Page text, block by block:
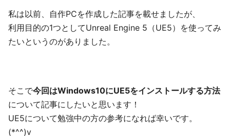
私は以前、自作PCを作成した記事を載せましたが、
利用目的の1つとしてUnreal Engine 5（UE5）を使ってみ
たいというのがありました。
そこで今回はWindows10にUE5をインストールする方法
について記事にしたいと思います！
UE5について勉強中の方の参考になれば幸いです。
(*^^)v